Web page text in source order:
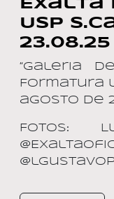
Exalta
Usp
23.08.25
“Galeria
Formatura
agosto de
Fotos: